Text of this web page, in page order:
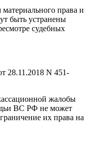
права и
быть устранены
судебных
28.11.2018 N 451-
жалобы
ВС РФ не может
их права на